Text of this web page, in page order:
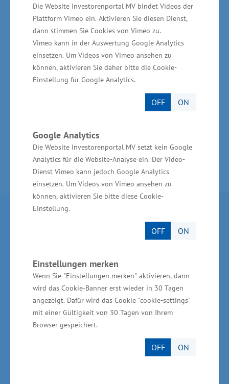
Die Website Investorenportal MV bindet Videos der
Plattform Vimeo ein. Aktivieren Sie diesen Dienst,
dann stimmen Sie Cookies von Vimeo zu.
Vimeo kann in der Auswertung Google Analytics
einsetzen. Um Videos von Vimeo ansehen zu
können, aktivieren Sie daher bitte die Cookie-
Einstellung für Google Analytics.
OFF ON
Google Analytics
Die Website Investorenportal MV setzt kein Google
Analytics für die Website-Analyse ein. Der Video-
Dienst Vimeo kann jedoch Google Analytics
einsetzen. Um Videos von Vimeo ansehen zu
können, aktivieren Sie bitte diese Cookie-
Einstellung.
OFF ON
Einstellungen merken
Wenn Sie "Einstellungen merken" aktivieren, dann
wird das Cookie-Banner erst wieder in 30 Tagen
angezeigt. Dafür wird das Cookie "cookie-settings"
mit einer Gültigkeit von 30 Tagen von Ihrem
Browser gespeichert.
OFF ON
Konsortium der JOBFACTORY
zusammenarbeiten. Aufgrund des Engagements
des Konsortiumsmitgliedes Rostocker
Straßenbahn AG (und den Partnern DB Regio
AG, rebus Regionalbus Rostock GmbH, Weiße
Flotte GmbH und der VVW Verkehrsverbund
Warnow GmbH) konnten Besucherinnen und
Besucher kostenfrei zur JOBFACTORY anreisen.
Partner im Land
Invest in MV - Wirtschaftsfördergesellschaft des
Landes MV
BioCon Valley®GmbH
Landesförderinstitut Mecklenburg-Vorpommern